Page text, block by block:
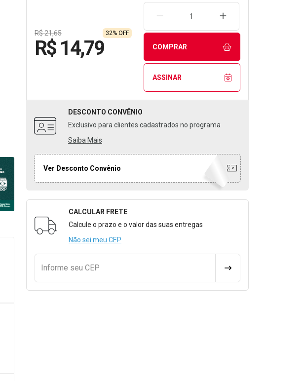
R$ 21,65 32% OFF
R$ 14,79
REMOVER UMA UNIDADEAUMENTAR UMA
COMPRAR
ASSINAR
DESCONTO CONVÊNIO
Exclusivo para clientes cadastrados no programa
Saiba Mais
Ver Desconto Convênio
Formulário para Calcular o Frete
CALCULAR FRETE
Calcule o prazo e o valor das suas entregas
Não sei meu CEP
Informe seu CEP CALCULAR FRETE